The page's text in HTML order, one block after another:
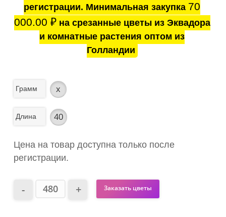
регистрации. Минимальная закупка 70
000.00 ₽на срезанные цветы из Эквадора
и комнатные растения оптом из
Голландии
Грамм x
Длина 40
Цена на товар доступна только после
регистрации.
Заказать цветы